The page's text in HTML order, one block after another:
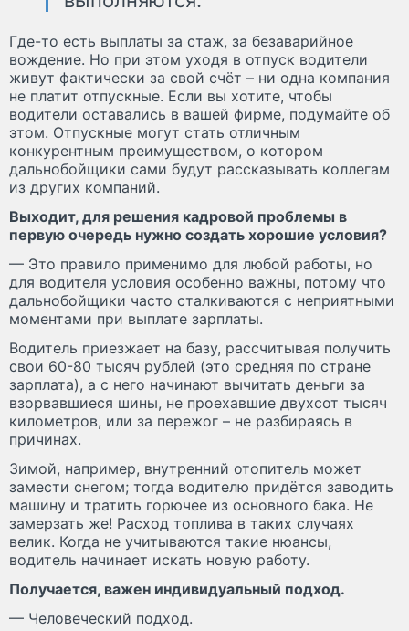
Где-то есть выплаты за стаж, за безаварийное
вождение. Но при этом уходя в отпуск водители
живут фактически за свой счёт – ни одна компания
не платит отпускные. Если вы хотите, чтобы
водители оставались в вашей фирме, подумайте об
этом. Отпускные могут стать отличным
конкурентным преимуществом, о котором
дальнобойщики сами будут рассказывать коллегам
из других компаний.
Выходит, для решения кадровой проблемы в
первую очередь нужно создать хорошие условия?
— Это правило применимо для любой работы, но
для водителя условия особенно важны, потому что
дальнобойщики часто сталкиваются с неприятными
моментами при выплате зарплаты.
Водитель приезжает на базу, рассчитывая получить
свои 60-80 тысяч рублей (это средняя по стране
зарплата), а с него начинают вычитать деньги за
взорвавшиеся шины, не проехавшие двухсот тысяч
километров, или за пережог – не разбираясь в
причинах.
Зимой, например, внутренний отопитель может
замести снегом; тогда водителю придётся заводить
машину и тратить горючее из основного бака. Не
замерзать же! Расход топлива в таких случаях
велик. Когда не учитываются такие нюансы,
водитель начинает искать новую работу.
Получается, важен индивидуальный подход.
— Человеческий подход.